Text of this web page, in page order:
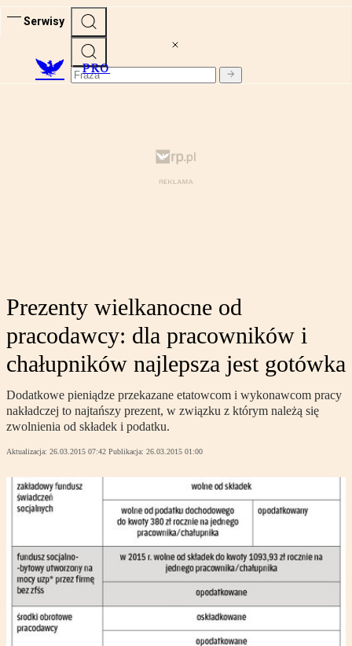
Serwisy
PRO
Prezenty wielkanocne od
pracodawcy: dla pracowników i
chałupników najlepsza jest gotówka
Dodatkowe pieniądze przekazane etatowcom i wykonawcom pracy
nakładczej to najtańszy prezent, w związku z którym należą się
zwolnienia od składek i podatku.
Aktualizacja: 26.03.2015 07:42 Publikacja: 26.03.2015 01:00